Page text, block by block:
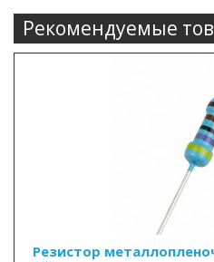
Рекомендуемые
Резистор